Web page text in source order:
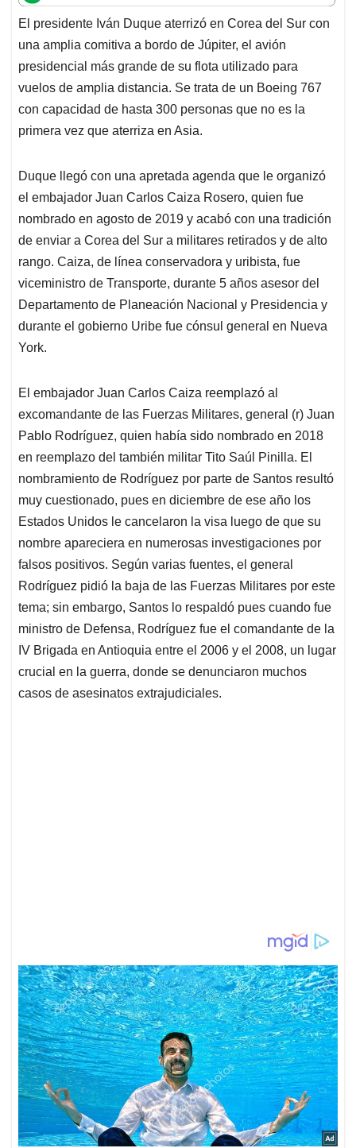
t
s
A
p
p
e
b
o
o
k
k
e
d
I
n
i
l
e
a
d
s
El presidente Iván Duque aterrizó en Corea del Sur con
una amplia comitiva a bordo de Júpiter, el avión
presidencial más grande de su flota utilizado para
vuelos de amplia distancia. Se trata de un Boeing 767
con capacidad de hasta 300 personas que no es la
primera vez que aterriza en Asia.
Duque llegó con una apretada agenda que le organizó
el embajador Juan Carlos Caiza Rosero, quien fue
nombrado en agosto de 2019 y acabó con una tradición
de enviar a Corea del Sur a militares retirados y de alto
rango. Caiza, de línea conservadora y uribista, fue
viceministro de Transporte, durante 5 años asesor del
Departamento de Planeación Nacional y Presidencia y
durante el gobierno Uribe fue cónsul general en Nueva
York.
El embajador Juan Carlos Caiza reemplazó al
excomandante de las Fuerzas Militares, general (r) Juan
Pablo Rodríguez, quien había sido nombrado en 2018
en reemplazo del también militar Tito Saúl Pinilla. El
nombramiento de Rodríguez por parte de Santos resultó
muy cuestionado, pues en diciembre de ese año los
Estados Unidos le cancelaron la visa luego de que su
nombre apareciera en numerosas investigaciones por
falsos positivos. Según varias fuentes, el general
Rodríguez pidió la baja de las Fuerzas Militares por este
tema; sin embargo, Santos lo respaldó pues cuando fue
ministro de Defensa, Rodríguez fue el comandante de la
IV Brigada en Antioquia entre el 2006 y el 2008, un lugar
crucial en la guerra, donde se denunciaron muchos
casos de asesinatos extrajudiciales.